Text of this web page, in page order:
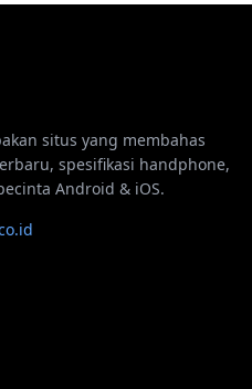
situs yang membahas
spesifikasi handphone,
Android & iOS.